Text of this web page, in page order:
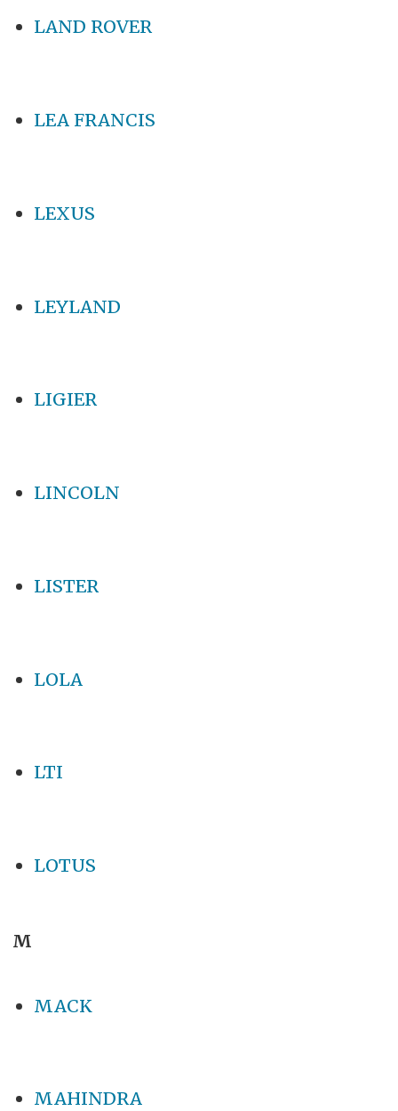
LAND ROVER
LEA FRANCIS
LEXUS
LEYLAND
LIGIER
LINCOLN
LISTER
LOLA
LTI
LOTUS
M
MACK
MAHINDRA